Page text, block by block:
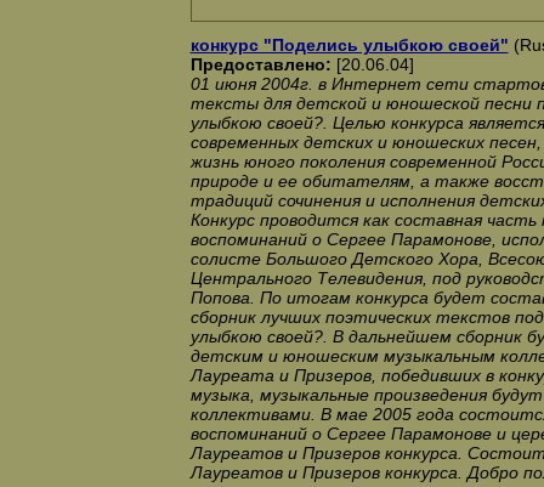
конкурс "Поделись улыбкою своей"
Предоставлено: [20.06.04]
01 июня 2004г. в Интернет сети
тексты для детской и юношеской песни
улыбкою своей?. Целью конкурса
современных детских и юношеских
жизнь юного поколения современной
природе и ее обитателям, а также
традиций сочинения и исполнения
Конкурс проводится как составная
воспоминаний о Сергее Парамонове,
солисте Большого Детского Хора,
Центрального Телевидения, под
Попова. По итогам конкурса будет
сборник лучших поэтических текстов
улыбкою своей?. В дальнейшем сборник
детским и юношеским музыкальным
Лауреата и Призеров, победивших в
музыка, музыкальные произведения
коллективами. В мае 2005 года
воспоминаний о Сергее Парамонове и
Лауреатов и Призеров конкурса.
Лауреатов и Призеров конкурса. Добро